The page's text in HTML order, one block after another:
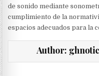
de sonido mediante
cumplimiento de la
espacios adecuados para la
Author: